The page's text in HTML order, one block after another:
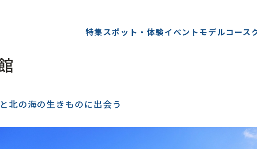
北の海の生きものに出会う
特集スポット・体験イベントモデルコース